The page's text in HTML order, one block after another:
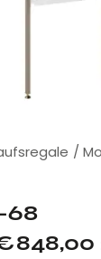
68
848,00